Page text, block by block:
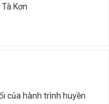
Kơn
của hành trình huyền